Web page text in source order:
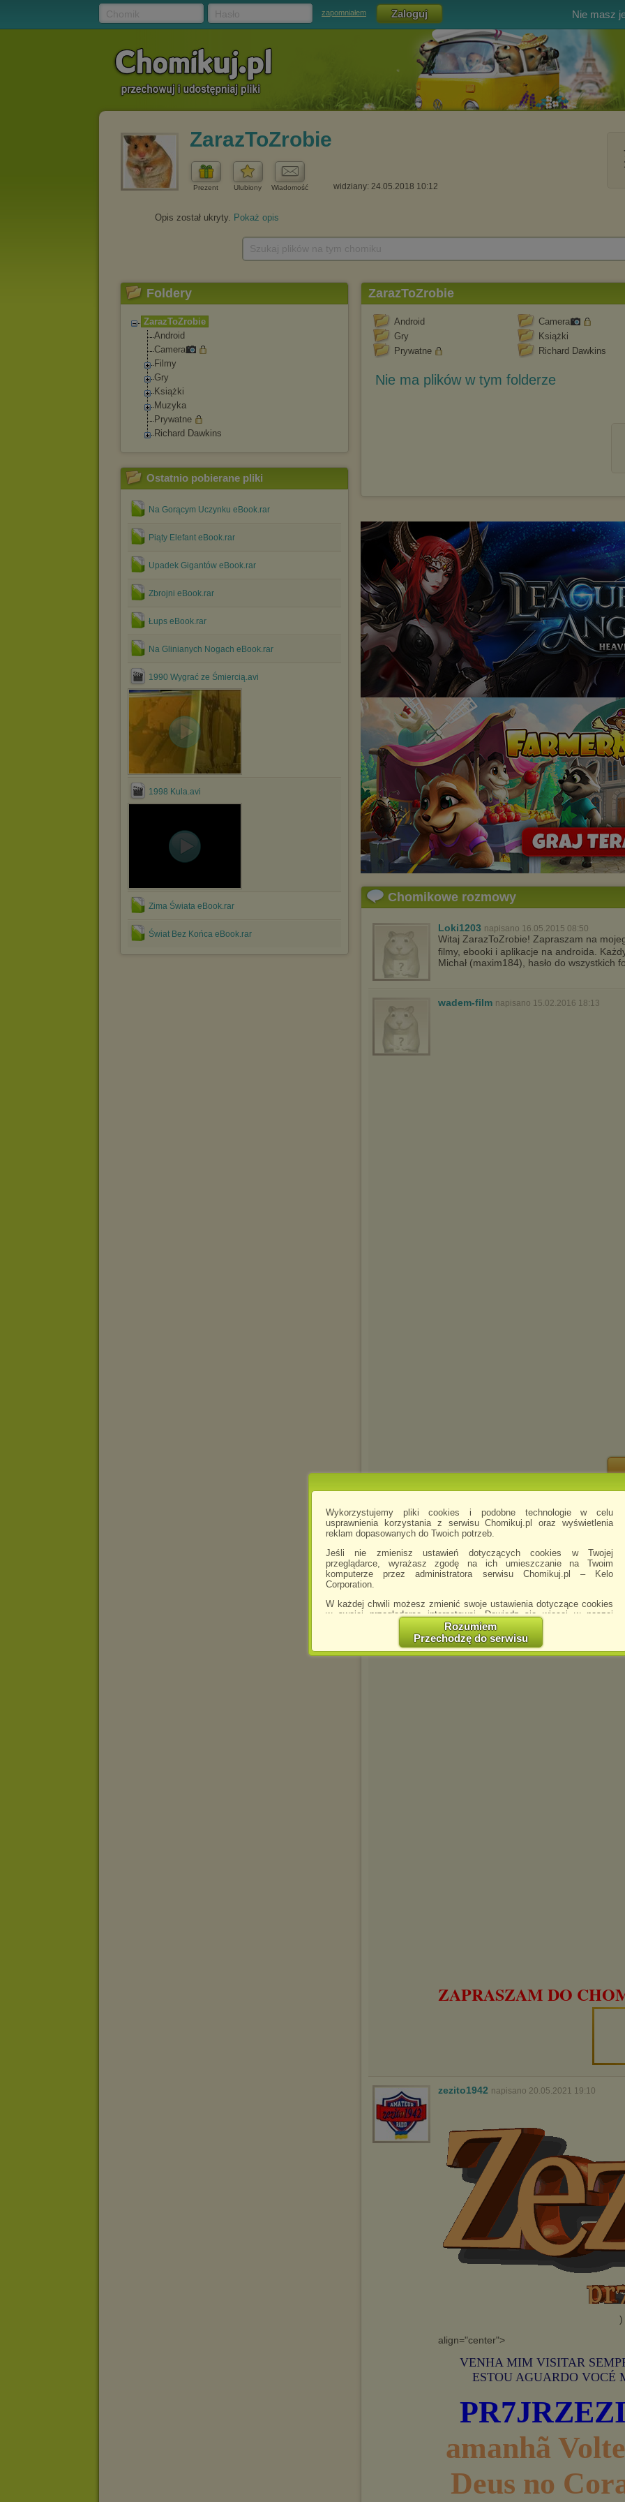
Wykorzystujemy pliki cookies i podobne technologie w celu
usprawnienia korzystania z serwisu Chomikuj.pl oraz wyświetlenia
reklam dopasowanych do Twoich potrzeb.
Jeśli nie zmienisz ustawień dotyczących cookies w Twojej
przeglądarce, wyrażasz zgodę na ich umieszczanie na Twoim
komputerze przez administratora serwisu Chomikuj.pl – Kelo
Corporation.
W każdej chwili możesz zmienić swoje ustawienia dotyczące cookies
w swojej przeglądarce internetowej. Dowiedz się więcej w naszej
http://chomikuj.pl/PolitykaPrywatnosci.aspx
Jednocześnie informujemy że zmiana ustawień przeglądarki może
spowodować ograniczenie korzystania ze strony Chomikuj.pl.
Rozumiem
Przechodzę do serwisu
zapomniałem Nie masz
ZarazToZrobie
Prezent Ulubiony Wiadomość widziany: 24.05.2018 10:12
Opis został ukryty. Pokaż opis
Foldery
ZarazToZrobie
Android
Camera
Filmy
Gry
Książki
Muzyka
Prywatne
Richard Dawkins
Ostatnio pobierane pliki
Na Gorącym Uczynku eBook.rar
Piąty Elefant eBook.rar
Upadek Gigantów eBook.rar
Zbrojni eBook.rar
Łups eBook.rar
Na Glinianych Nogach eBook.rar
1990 Wygrać ze Śmiercią.avi
1998 Kula.avi
Zima Świata eBook.rar
Świat Bez Końca eBook.rar
ZarazToZrobie
Android Camera
Gry
Książki
Prywatne
Richard Dawkins
Nie ma plików w tym folderze
Chomikowe rozmowy
Loki1203 napisano 16.05.2015 08:50
Witaj ZarazToZrobie! Zapraszam na
filmy, ebooki i aplikacje na androida.
Michał (maxim184), hasło do wszystkich
wadem-film napisano 15.02.2016 18:13
SPAKSIK-1976 napisano 17.05.2016 00:21
ZAPRASZAM DO
zezito1942 napisano 20.05.2021 19:10
)
align="center">
VENHA MIM VISITAR
ESTOU AGUARDO VOCÉ
amanhã
Deus no